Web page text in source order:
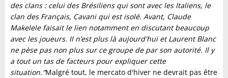
des clans : celui des Brésiliens qui sont avec les Italiens, le
clan des Français, Cavani qui est isolé. Avant, Claude
Makelele faisait le lien notamment en discutant beaucoup
avec les joueurs. Il n’est plus là aujourd'hui et Laurent Blanc
ne pèse pas non plus sur ce groupe de par son autorité. Il y
a tout un tas de facteurs pour expliquer cette
situation."Malgré tout, le mercato d'hiver ne devrait pas être